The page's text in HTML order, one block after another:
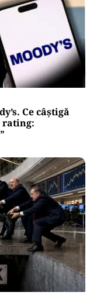
Ce câștigă
rating: